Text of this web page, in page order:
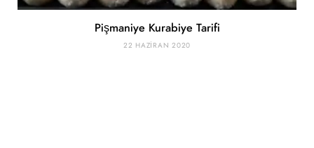
Pişmaniye Kurabiye Tarifi
22 HAZIRAN 2020